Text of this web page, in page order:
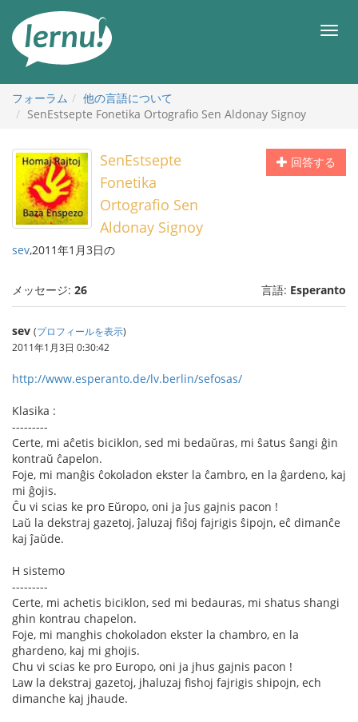
メ
フォーラム
他の言語について
SenEstsepte Fonetika Ortografio Sen Aldonay Signoy
回答する
SenEstsepte
Fonetika
Ortografio Sen
Aldonay Signoy
sev,2011年1月3日の
メッセージ: 26 言語: Esperanto
sev (プロフィールを表示)
2011年1月3日 0:30:42
http://www.esperanto.de/lv.berlin/sefosas/
Klasika :
---------
Certe, mi aĉetis biciklon, sed mi bedaŭras, mi ŝatus ŝangi ĝin
kontraŭ ĉapelon.
Foje, mi manĝis ĉokoladon ekster la ĉambro, en la ĝardeno, kaj
mi ĝojis.
Ĉu vi scias ke pro Eŭropo, oni ja ĵus gajnis pacon !
Laŭ la dekstraj gazetoj, ĵaluzaj fiŝoj fajrigis ŝipojn, eĉ dimanĉe
kaj ĵaŭde.
H sistemo
---------
Certe, mi achetis biciklon, sed mi bedauras, mi shatus shangi
ghin kontrau chapelon.
Foje, mi manghis chokoladon ekster la chambro, en la
ghardeno, kaj mi ghojis.
Chu vi scias ke pro Europo, oni ja jhus gajnis pacon !
Law la dekstraj gazetoj, jhaluzaj fishoj fajrigis shipojn, ech
dimanche kaj jhaude.